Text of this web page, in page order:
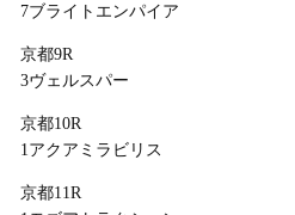
7ブライトエンパイア
京都9R
3ヴェルスパー
京都10R
1アクアミラビリス
京都11R